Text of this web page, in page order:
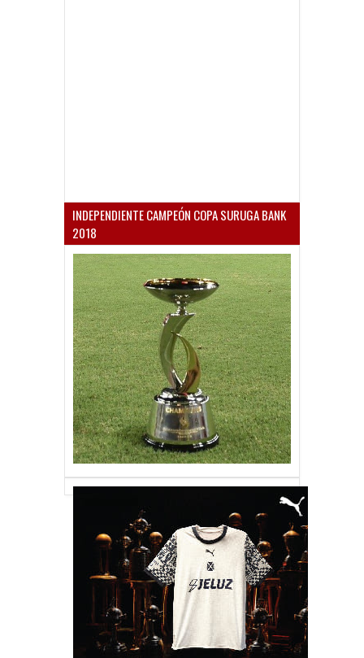
INDEPENDIENTE CAMPEÓN COPA SURUGA BANK
2018